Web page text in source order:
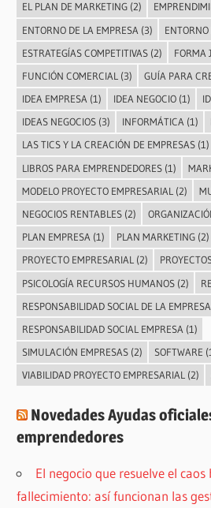
EL PLAN DE MARKETING(2)
ENTORNO DE LA EMPRESA (3)
ESTRATEGÍAS COMPETITIVAS(2) FORMA
FUNCIÓN COMERCIAL (3) GUÍA PARA
IDEA EMPRESA (1) IDEA NEGOCIO(1)
IDEAS NEGOCIOS(3) INFORMÁTICA(1)
LAS TICS Y LA CREACIÓN DE EMPRESAS(1)
LIBROS PARA EMPRENDEDORES(1)
MODELO PROYECTO EMPRESARIAL (2)
NEGOCIOS RENTABLES(2)
PLAN EMPRESA(1) PLAN MARKETING(2)
PROYECTO EMPRESARIAL(2)
PSICOLOGÍA RECURSOS HUMANOS(2)
RESPONSABILIDAD SOCIAL DE LA EMPRESA
RESPONSABILIDAD SOCIAL EMPRESA (1)
SIMULACIÓN EMPRESAS(2) SOFTWARE
VIABILIDAD PROYECTO EMPRESARIAL(2)
Novedades Ayudas
emprendedores
El negocio que resuelve el
fallecimiento: así funcionan las